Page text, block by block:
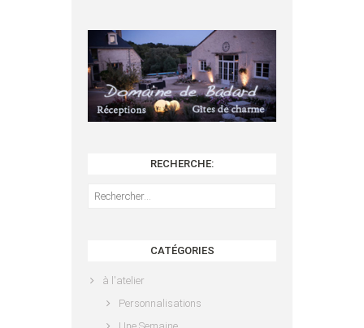
RECHERCHE:
Rechercher :
CATÉGORIES
à l'atelier
Personnalisations